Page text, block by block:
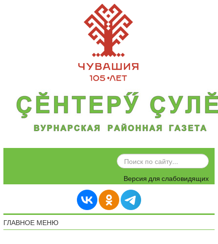
ИСКАТЬ...
Версия для слабовидящих
ГЛАВНОЕ МЕНЮ